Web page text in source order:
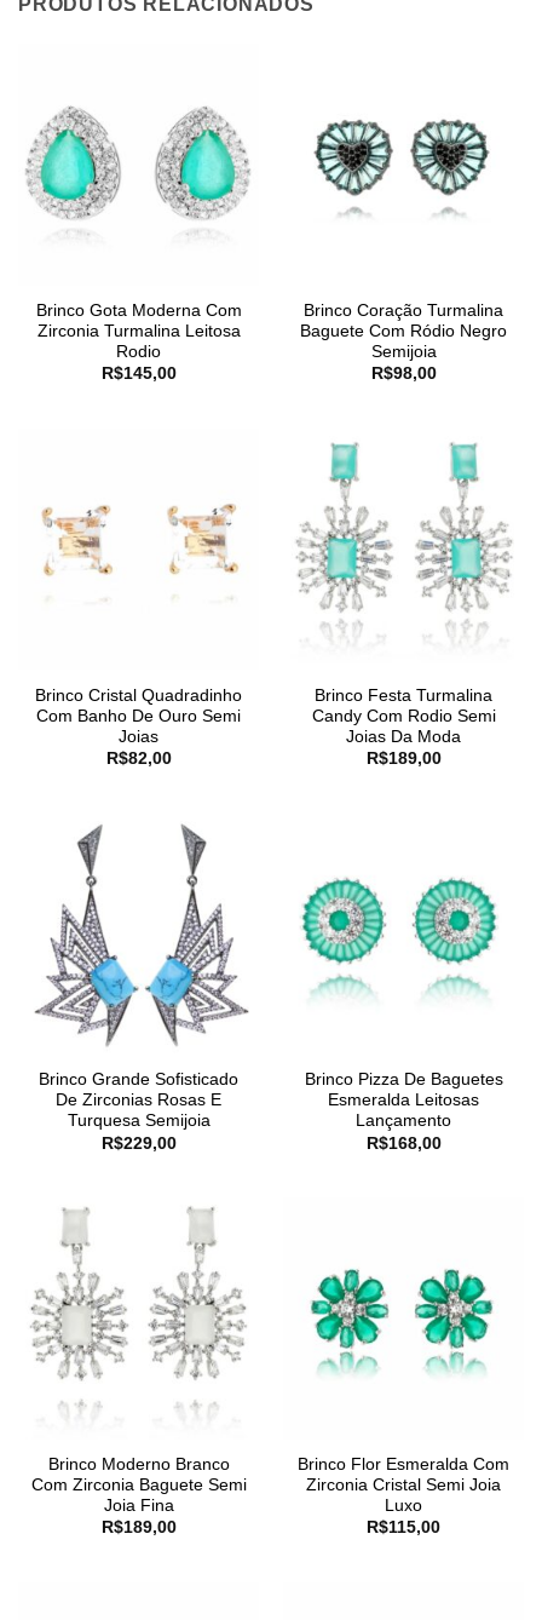
PRODUTOS RELACIONADOS
Brinco Gota Moderna Com
Zirconia Turmalina Leitosa
Rodio
R$145,00
Brinco Coração Turmalina
Baguete Com Ródio Negro
Semijoia
R$98,00
Brinco Cristal Quadradinho
Com Banho De Ouro Semi
Joias
R$82,00
Brinco Festa Turmalina
Candy Com Rodio Semi
Joias Da Moda
R$189,00
Brinco Grande Sofisticado
De Zirconias Rosas E
Turquesa Semijoia
R$229,00
Brinco Pizza De Baguetes
Esmeralda Leitosas
Lançamento
R$168,00
Brinco Moderno Branco
Com Zirconia Baguete Semi
Joia Fina
R$189,00
Brinco Flor Esmeralda Com
Zirconia Cristal Semi Joia
Luxo
R$115,00